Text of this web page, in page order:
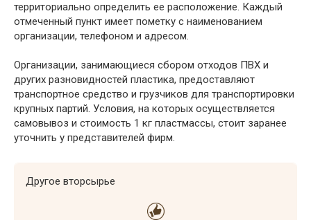
территориально определить ее расположение. Каждый
отмеченный пункт имеет пометку с наименованием
организации, телефоном и адресом.
Организации, занимающиеся сбором отходов ПВХ и
других разновидностей пластика, предоставляют
транспортное средство и грузчиков для транспортировки
крупных партий. Условия, на которых осуществляется
самовывоз и стоимость 1 кг пластмассы, стоит заранее
уточнить у представителей фирм.
Другое вторсырье